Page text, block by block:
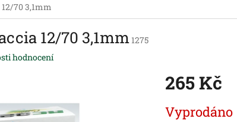
70 3,1mm
12/70 3,1mm 1275
hodnocení
265 Kč
cena:
Vyprodáno